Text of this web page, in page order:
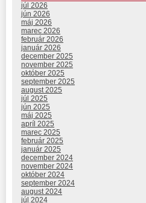
júl 2026
jún 2026
máj 2026
marec 2026
február 2026
január 2026
december 2025
november 2025
október 2025
september 2025
august 2025
júl 2025
jún 2025
máj 2025
apríl 2025
marec 2025
február 2025
január 2025
december 2024
november 2024
október 2024
september 2024
august 2024
júl 2024